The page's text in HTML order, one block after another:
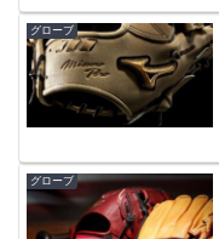
グローブ
グローブ